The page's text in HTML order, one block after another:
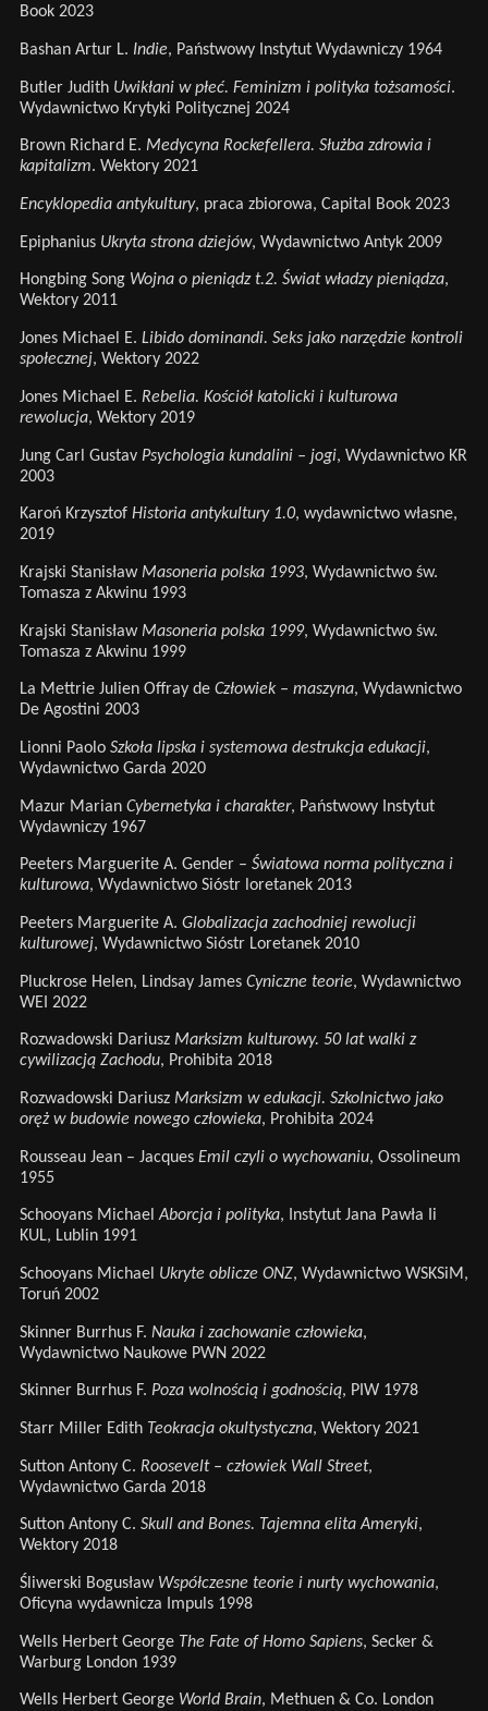
Book 2023
Bashan Artur L. Indie, Państwowy Instytut Wydawniczy 1964
Butler Judith Uwikłani w płeć. Feminizm i polityka tożsamości.
Wydawnictwo Krytyki Politycznej 2024
Brown Richard E. Medycyna Rockefellera. Służba zdrowia i
kapitalizm. Wektory 2021
Encyklopedia antykultury, praca zbiorowa, Capital Book 2023
Epiphanius Ukryta strona dziejów, Wydawnictwo Antyk 2009
Hongbing Song Wojna o pieniądz t.2. Świat władzy pieniądza,
Wektory 2011
Jones Michael E. Libido dominandi. Seks jako narzędzie kontroli
społecznej, Wektory 2022
Jones Michael E. Rebelia. Kościół katolicki i kulturowa
rewolucja, Wektory 2019
Jung Carl Gustav Psychologia kundalini – jogi, Wydawnictwo KR
2003
Karoń Krzysztof Historia antykultury 1.0, wydawnictwo własne,
2019
Krajski Stanisław Masoneria polska 1993, Wydawnictwo św.
Tomasza z Akwinu 1993
Krajski Stanisław Masoneria polska 1999, Wydawnictwo św.
Tomasza z Akwinu 1999
La Mettrie Julien Offray de Człowiek – maszyna, Wydawnictwo
De Agostini 2003
Lionni Paolo Szkoła lipska i systemowa destrukcja edukacji,
Wydawnictwo Garda 2020
Mazur Marian Cybernetyka i charakter, Państwowy Instytut
Wydawniczy 1967
Peeters Marguerite A. Gender – Światowa norma polityczna i
kulturowa, Wydawnictwo Sióstr loretanek 2013
Peeters Marguerite A. Globalizacja zachodniej rewolucji
kulturowej, Wydawnictwo Sióstr Loretanek 2010
Pluckrose Helen, Lindsay James Cyniczne teorie, Wydawnictwo
WEI 2022
Rozwadowski Dariusz Marksizm kulturowy. 50 lat walki z
cywilizacją Zachodu, Prohibita 2018
Rozwadowski Dariusz Marksizm w edukacji. Szkolnictwo jako
oręż w budowie nowego człowieka, Prohibita 2024
Rousseau Jean – Jacques Emil czyli o wychowaniu, Ossolineum
1955
Schooyans MichaelAborcja i polityka, Instytut Jana Pawła Ii
KUL, Lublin 1991
Schooyans Michael Ukryte oblicze ONZ, Wydawnictwo WSKSiM,
Toruń 2002
Skinner Burrhus F. Nauka i zachowanie człowieka,
Wydawnictwo Naukowe PWN 2022
Skinner Burrhus F. Poza wolnością i godnością, PIW 1978
Starr Miller Edith Teokracja okultystyczna, Wektory 2021
Sutton Antony C. Roosevelt – człowiek Wall Street,
Wydawnictwo Garda 2018
Sutton Antony C. Skull and Bones. Tajemna elita Ameryki,
Wektory 2018
Śliwerski Bogusław Współczesne teorie i nurty wychowania,
Oficyna wydawnicza Impuls 1998
Wells Herbert George The Fate of Homo Sapiens, Secker &
Warburg London 1939
Wells Herbert George World Brain, Methuen & Co. London